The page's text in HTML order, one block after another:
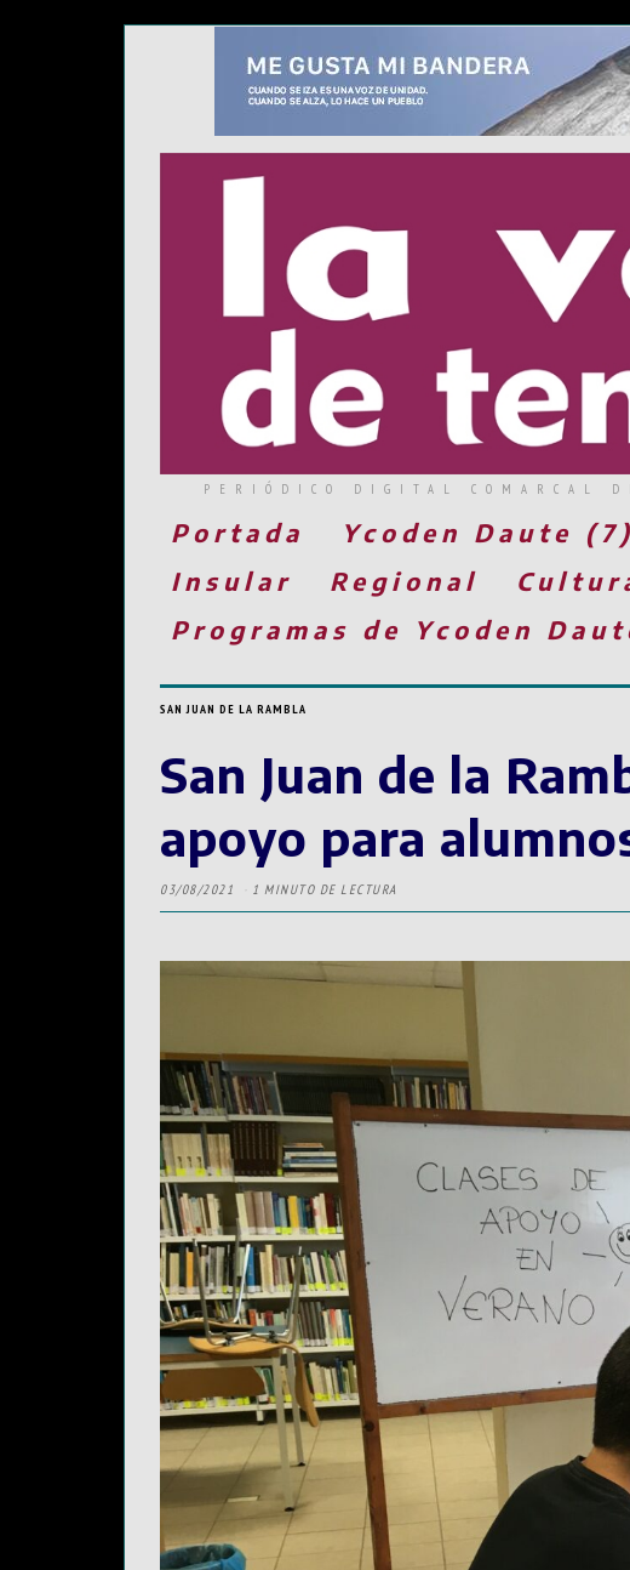
PERIÓDICO DIGITAL COMARCAL
Portada Ycoden Daute (7)
Insular
Regional
Programas de Ycoden
SAN JUAN DE LA RAMBLA
San Juan de la
apoyo para
03/08/2021 1 MINUTO DE LECTURA